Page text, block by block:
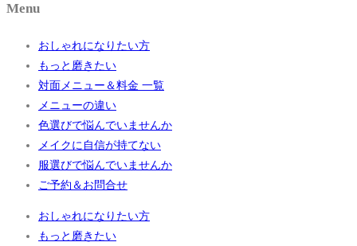
Menu
おしゃれになりたい方
もっと磨きたい
対面メニュー＆料金 一覧
メニューの違い
色選びで悩んでいませんか
メイクに自信が持てない
服選びで悩んでいませんか
ご予約＆お問合せ
おしゃれになりたい方
もっと磨きたい